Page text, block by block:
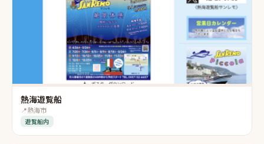
熱海遊覧船
📍熱海市
遊覧船内